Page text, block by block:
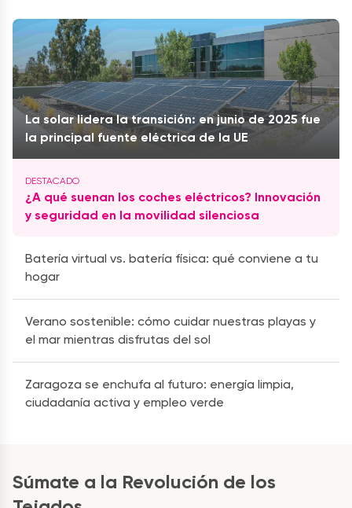
La solar lidera la transición: en junio de 2025 fue
la principal fuente eléctrica de la UE
¿A qué suenan los coches eléctricos? Innovación
y seguridad en la movilidad silenciosa
Batería virtual vs. batería física: qué conviene a tu
hogar
Verano sostenible: cómo cuidar nuestras playas y
el mar mientras disfrutas del sol
Zaragoza se enchufa al futuro: energía limpia,
ciudadanía activa y empleo verde
Súmate a la Revolución de los